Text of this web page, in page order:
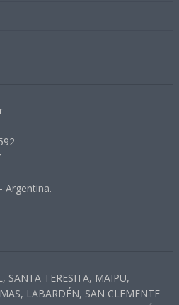
Argentina.
SANTA TERESITA, MAIPU,
LABARDÉN, SAN CLEMENTE